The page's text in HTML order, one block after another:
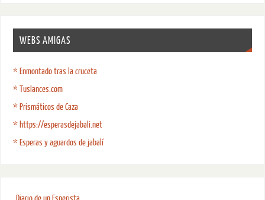
WEBS AMIGAS
* Enmontado tras la cruceta
* Tuslances.com
* Prismáticos de Caza
* https://esperasdejabali.net
* Esperas y aguardos de jabalí